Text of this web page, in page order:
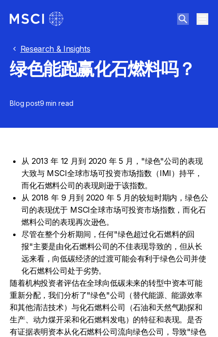
Research & Insights
绿色能跑赢化石燃料吗？
Blog post9 min read
从 2013 年 12 月到 2020 年 5 月，"绿色"公司的表现
大致与 MSCI全球市场可投资市场指数（IMI）持平，
而化石燃料公司的表现则逊于该指数。
从 2018 年 9 月到 2020 年 5 月的较短时期内，绿色公
司的表现优于 MSCI全球市场可投资市场指数，而化石
燃料公司的表现再次逊色。
尽管在整个分析期间，任何"绿色超过化石燃料的回
报"主要是由化石燃料公司的不佳表现导致的，但从长
远来看，向低碳经济的过渡可能会有利于绿色公司并使
化石燃料公司处于劣势。
随着机构投资者评估在全球向低碳未来的转型中资本可能
重新分配，我们分析了"绿色"公司（替代能源、能源效率
和其他清洁技术）与化石燃料公司（石油和天然气勘探和
生产、动力煤开采和化石燃料发电）的特征和表现。是否
有证据表明资本从化石燃料公司流向绿色公司，导致"绿色